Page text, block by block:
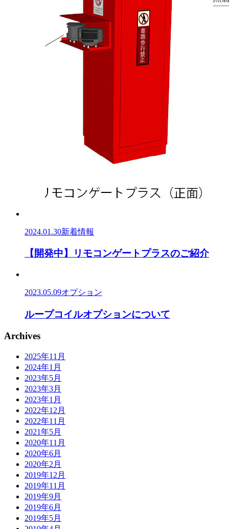
2024.01.30新着情報
【開発中】リモコンゲートプラスのご紹介
2023.05.09オプション
ループコイルオプションについて
Archives
2025年11月
2024年1月
2023年5月
2023年3月
2023年1月
2022年12月
2022年11月
2021年5月
2020年11月
2020年6月
2020年2月
2019年12月
2019年11月
2019年9月
2019年6月
2019年5月